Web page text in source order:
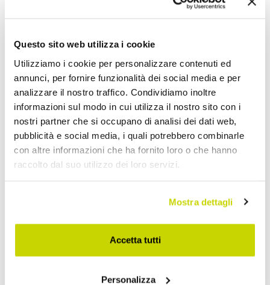
Questo sito web utilizza i cookie
Utilizziamo i cookie per personalizzare contenuti ed
annunci, per fornire funzionalità dei social media e per
analizzare il nostro traffico. Condividiamo inoltre
informazioni sul modo in cui utilizza il nostro sito con i
nostri partner che si occupano di analisi dei dati web,
pubblicità e social media, i quali potrebbero combinarle
con altre informazioni che ha fornito loro o che hanno
raccolto dal suo utilizzo dei loro servizi.
Mostra dettagli
Accetta tutti
Personalizza
المطاوع جرانيتو
سرير مزدوج من الحديد
المطاوع بيرسيفوني
AR 4.355,00
المطاوع ديونيسو
- 20%